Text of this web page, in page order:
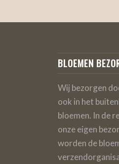
BLOEMEN
Wij bezorgen
ook in het
bloemen. In de
onze eigen
worden de